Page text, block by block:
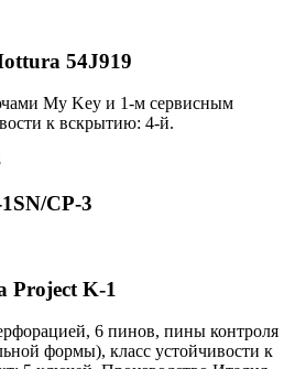
54J919
My Key и 1-м сервисным
к вскрытию: 4-й.
CP-3
Project K-1
6 пинов, пины контроля
формы), класс устойчивости к